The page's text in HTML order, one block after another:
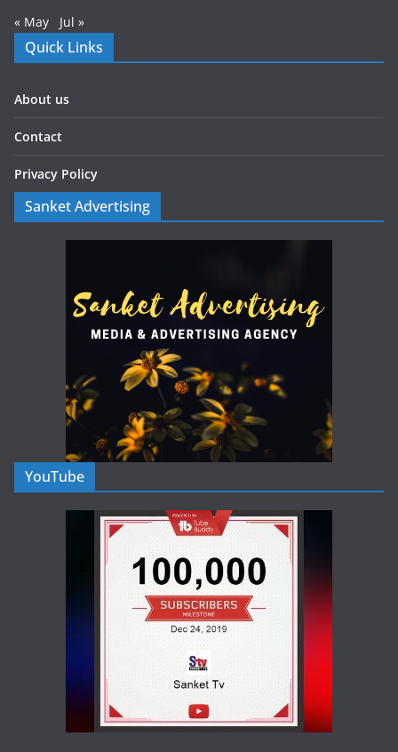
« May Jul »
Quick Links
About us
Contact
Privacy Policy
Sanket Advertising
YouTube